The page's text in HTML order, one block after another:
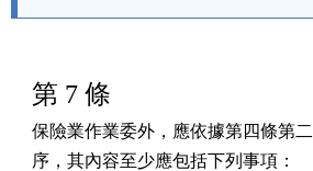
第 7 條
保險業作業委外，應依據第四條第
序，其內容至少應包括下列事項：